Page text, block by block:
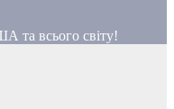
та всього світу!